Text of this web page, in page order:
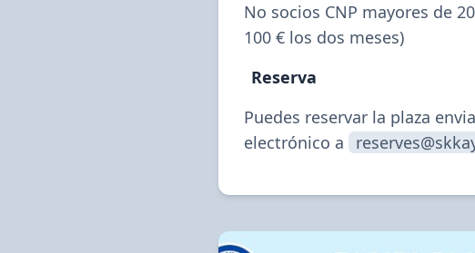
No socios CNP mayores de
100 € los dos meses)
Reserva
Puedes reservar la plaza
electrónico a